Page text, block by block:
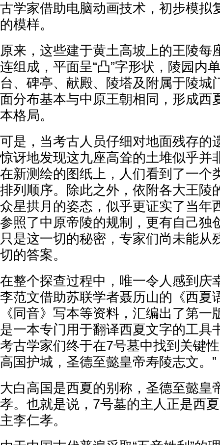
古学家借助电脑动画技术，初步模拟
的模样。
原来，这些建于黄土高坡上的王陵每
连组成，平面呈“凸”字形状，陵园内
台、碑亭、献殿、陵塔及附属于陵城
面分布基本与中原王朝相同，形成西
本格局。
可是，当考古人员仔细对地面残存的
惊讶地发现这九座高耸的土堆似乎并
在新测绘的图纸上，人们看到了一个
排列顺序。除此之外，依附各大王陵
众星拱月的姿态，似乎更证实了当年
参照了中原帝陵的规制，更有自己独
只是这一切的秘密，专家们尚未能从
切的答案。
在整个探查过程中，唯一令人感到庆
李范文借助苏联学者聂历山的《西夏
《同音》写本等资料，汇编出了第
是一本专门用于翻译西夏文字的工具
考古学家们终于在7号墓中找到关键
高国护城，圣德至懿皇帝寿陵志文。”
大白高国是西夏的别称，圣德至懿皇
孝。也就是说，7号墓的主人正是西
主李仁孝。